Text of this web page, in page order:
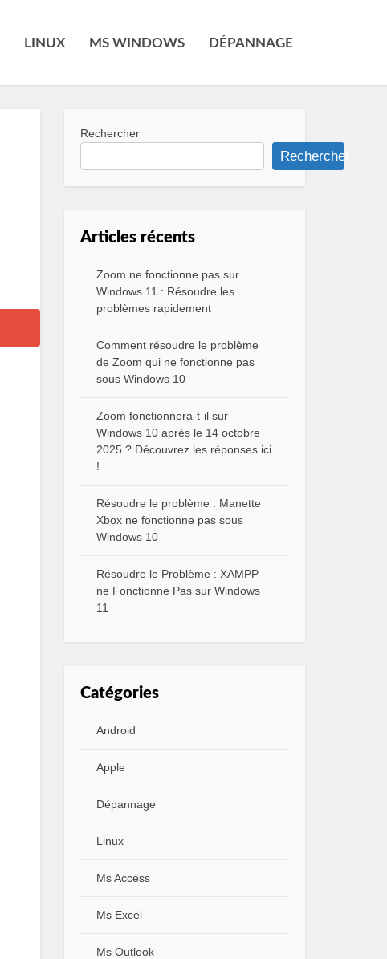
LINUX MS WINDOWS DÉPANNAGE
Rechercher
Rechercher
Articles récents
Zoom ne fonctionne pas sur
Windows 11 : Résoudre les
problèmes rapidement
Comment résoudre le problème
de Zoom qui ne fonctionne pas
sous Windows 10
Zoom fonctionnera-t-il sur
Windows 10 après le 14 octobre
2025 ? Découvrez les réponses ici
!
Résoudre le problème : Manette
Xbox ne fonctionne pas sous
Windows 10
Résoudre le Problème : XAMPP
ne Fonctionne Pas sur Windows
11
Catégories
Android
Apple
Dépannage
Linux
Ms Access
Ms Excel
Ms Outlook